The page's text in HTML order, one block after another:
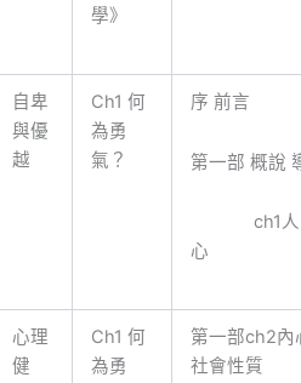
學》
自卑
與優
越
Ch1 何
為勇
氣？
序 前言
第一部 概說
ch1人
心
心理
健
Ch1 何
為勇
第一部ch2內
社會性質